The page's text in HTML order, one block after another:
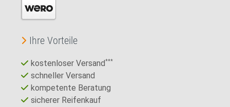
Ihre Vorteile
kostenloser Versand***
schneller Versand
kompetente Beratung
sicherer Reifenkauf